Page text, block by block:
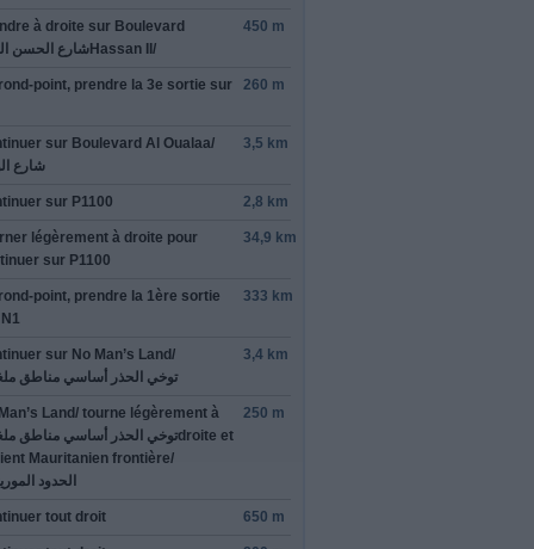
à droite sur Boulevard
Hassan II/​شارع الحسن
450 m
point, prendre la 3e sortie sur
260 m
sur Boulevard Al Oualaa/​
شارع
3,5 km
sur P1100 2,8 km
légèrement à droite pour
sur P1100
34,9 km
point, prendre la 1ère sortie
N1
333 km
sur No Man’s Land/​
توخي الحذر أساسي مناطق
3,4 km
Land/​
توخي الحذر أساسي مناطق
tourne légèrement à
droite et
Mauritanien frontière/​
الحدود
250 m
tout droit 650 m